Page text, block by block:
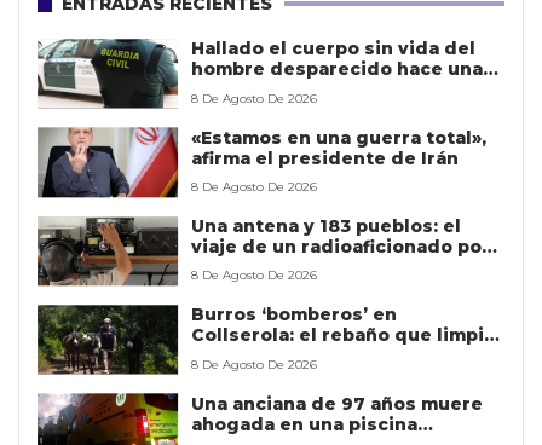
Hallado el cuerpo sin vida del
hombre desparecido hace una
semana en Granada
8 De Agosto De 2026
«Estamos en una guerra total»,
afirma el presidente de Irán
8 De Agosto De 2026
Una antena y 183 pueblos: el
viaje de un radioaficionado por
la Soria rural
8 De Agosto De 2026
Burros ‘bomberos’ en
Collserola: el rebaño que limpia
el bosque para frenar los
incendios en Barcelona
8 De Agosto De 2026
Una anciana de 97 años muere
ahogada en una piscina